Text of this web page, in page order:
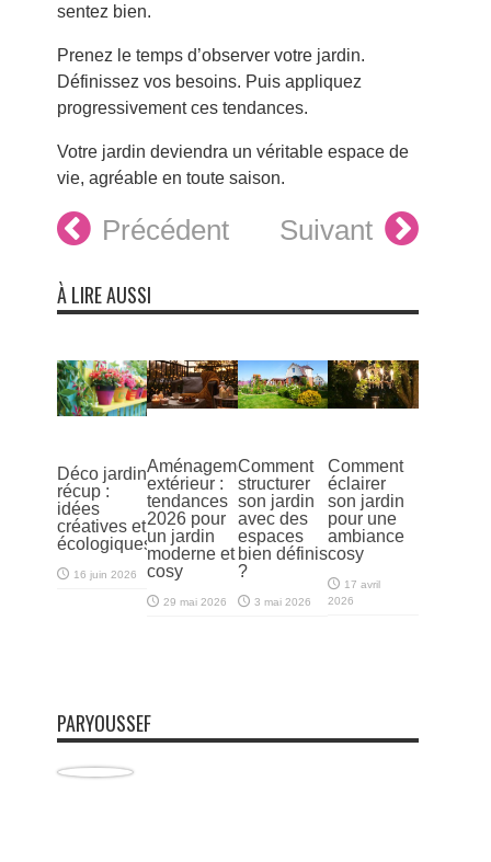
sentez bien.
Prenez le temps d’observer votre jardin.
Définissez vos besoins. Puis appliquez
progressivement ces tendances.
Votre jardin deviendra un véritable espace de
vie, agréable en toute saison.
Précédent Suivant
À LIRE AUSSI
Déco jardin
récup :
idées
créatives et
écologiques
16 juin 2026
Aménagement
extérieur :
tendances
2026 pour
un jardin
moderne et
cosy
29 mai 2026
Comment
structurer
son jardin
avec des
espaces
bien définis
?
3 mai 2026
Comment
éclairer
son jardin
pour une
ambiance
cosy
17 avril
2026
PARYOUSSEF